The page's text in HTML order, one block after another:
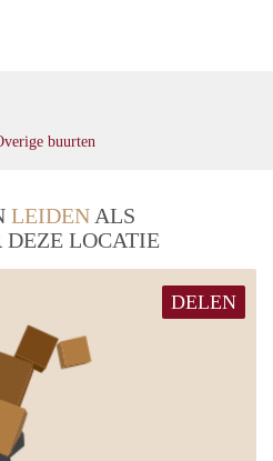
buurten
LEIDEN ALS
DEZE LOCATIE
DELEN